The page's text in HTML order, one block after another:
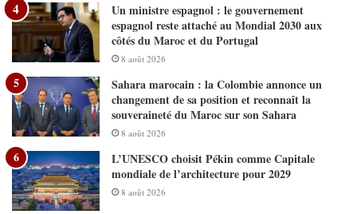
Un ministre espagnol : le gouvernement
espagnol reste attaché au Mondial 2030 aux
côtés du Maroc et du Portugal
8 août 2026
Sahara marocain : la Colombie annonce un
changement de sa position et reconnaît la
souveraineté du Maroc sur son Sahara
8 août 2026
L’UNESCO choisit Pékin comme Capitale
mondiale de l’architecture pour 2029
8 août 2026